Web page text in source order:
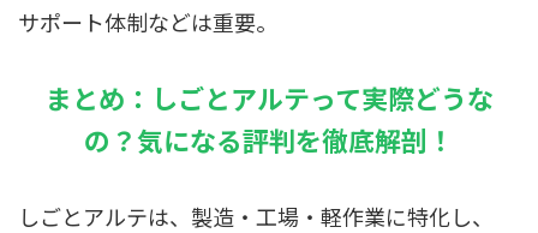
サポート体制などは重要。
まとめ：しごとアルテって実際どうな
の？気になる評判を徹底解剖！
しごとアルテは、製造・工場・軽作業に特化し、